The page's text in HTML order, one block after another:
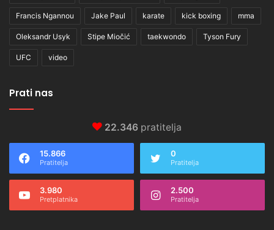
Francis Ngannou Jake Paul karate kick boxing mma
Oleksandr Usyk Stipe Miočić taekwondo Tyson Fury
UFC video
Prati nas
22.346 pratitelja
15.866
Pratitelja
0
Pratitelja
3.980
Pretplatnika
2.500
Pratitelja